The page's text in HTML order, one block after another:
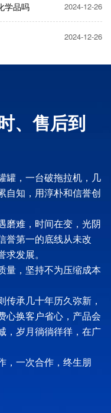
学品吗 2024-12-26
2024-12-26
、售后到
罐，一台破拖拉机，几
自知，用淳朴和信誉创
磨难，时间在变，光阴
誉第一的底线从未改
发展。
量，坚持不为压缩成本
承几十年历久弥新，
心换客户省心，产品会
，岁月徜徜徉徉，在广
，一次合作，终生朋